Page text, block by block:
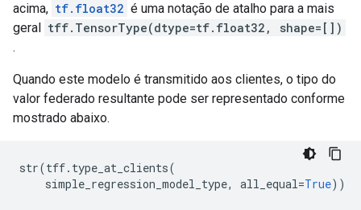
acima, tf.float32 é uma notação de atalho para a mais
geral tff.TensorType(dtype=tf.float32, shape=[])
.
Quando este modelo é transmitido aos clientes, o tipo do
valor federado resultante pode ser representado conforme
mostrado abaixo.
str(tff. type_at_clients(
simple_regression_model_type, all_equal=True))